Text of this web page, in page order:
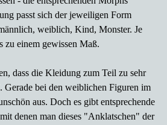
passt sich der jeweiligen Form
weiblich, Kind, Monster. Je
zu einem gewissen Maß.
dass die Kleidung zum Teil zu sehr
Gerade bei den weiblichen Figuren im
aus. Doch es gibt entsprechende
denen man dieses "Anklatschen" der